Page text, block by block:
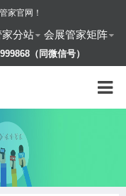
家官网 ！
分站
会展管家矩阵
（同微信号）